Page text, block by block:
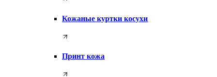
Кожаные куртки косухи
Принт кожа